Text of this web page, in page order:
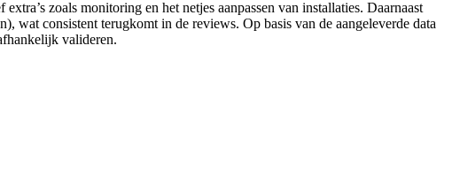
zoals monitoring en het netjes aanpassen van installaties. Daarnaast
wat consistent terugkomt in de reviews. Op basis van de aangeleverde data
valideren.